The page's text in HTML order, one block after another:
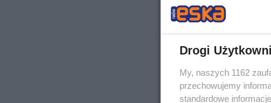
Drogi
My, naszych 1162
przechowujemy
standardowe